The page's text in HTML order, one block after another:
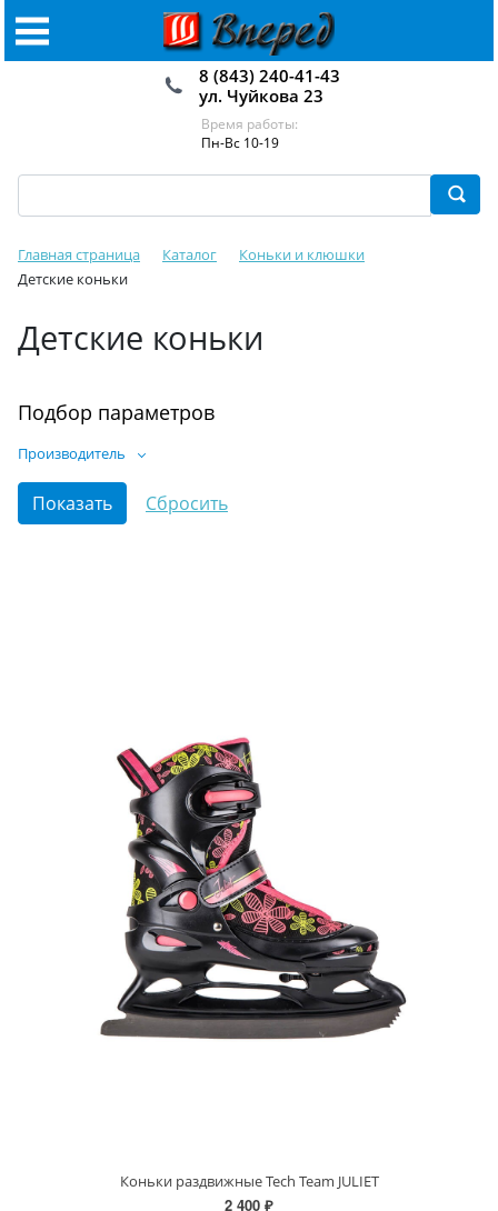
8 (843) 240-41-43
ул. Чуйкова 23
Время работы:
Пн-Вс 10-19
Главная страница Каталог
Коньки и клюшки
Детские коньки
Детские коньки
Подбор параметров
Производитель
Коньки раздвижные Tech Team JULIET
2 400 ₽